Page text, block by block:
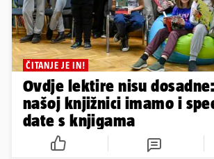
ČITANJE JE IN!
Ovdje lektire nisu
našoj knjižnici imamo i
date s knjigama